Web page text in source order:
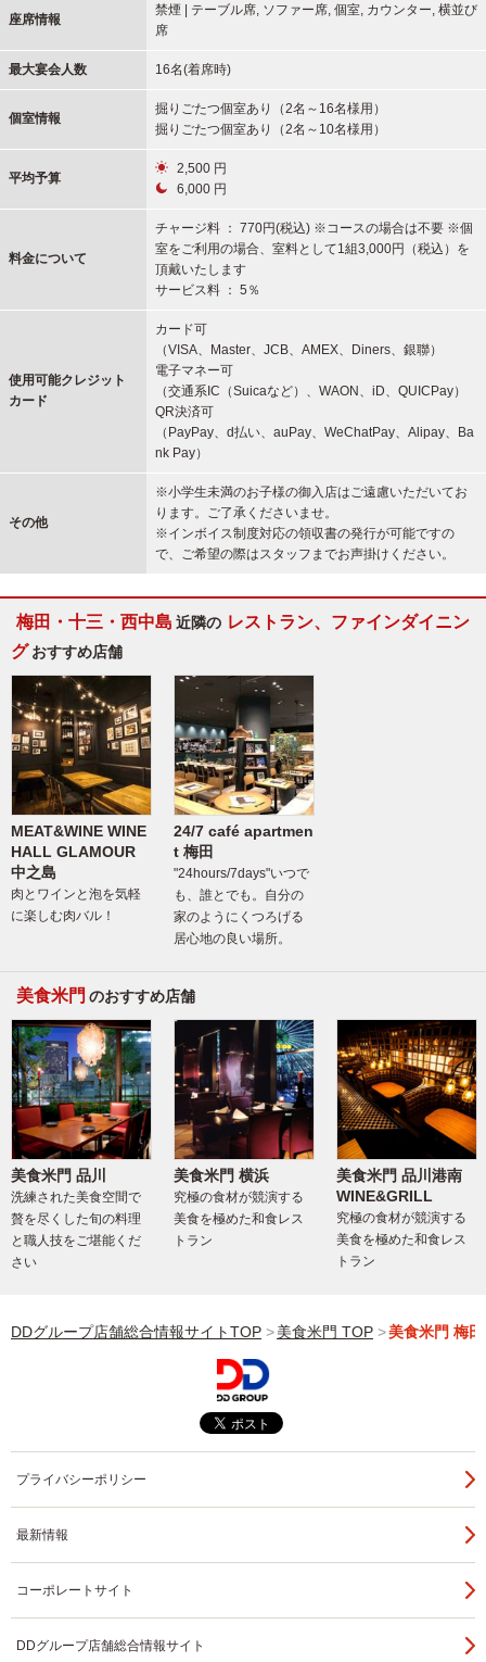
座席情報
禁煙 | テーブル席, ソファー席, 個室, カウンター, 横並び
席
最大宴会人数 16名(着席時)
個室情報
掘りごたつ個室あり（2名～16名様用）
掘りごたつ個室あり（2名～10名様用）
平均予算
2,500 円
6,000 円
料金について
チャージ料 ： 770円(税込) ※コースの場合は不要 ※個
室をご利用の場合、室料として1組3,000円（税込）を
頂戴いたします
サービス料 ： 5％
使用可能クレジット
カード
カード可
（VISA、Master、JCB、AMEX、Diners、銀聯）
電子マネー可
（交通系IC（Suicaなど）、WAON、iD、QUICPay）
QR決済可
（PayPay、d払い、auPay、WeChatPay、Alipay、Ba
nk Pay）
その他
※小学生未満のお子様の御入店はご遠慮いただいてお
ります。ご了承くださいませ。
※インボイス制度対応の領収書の発行が可能ですの
で、ご希望の際はスタッフまでお声掛けください。
梅田・十三・西中島 近隣の レストラン、ファインダイニン
グ おすすめ店舗
MEAT&WINE WINE
HALL GLAMOUR
中之島
肉とワインと泡を気軽
に楽しむ肉バル！
24/7 café apartmen
t 梅田
"24hours/7days"いつで
も、誰とでも。自分の
家のようにくつろげる
居心地の良い場所。
美食米門 のおすすめ店舗
美食米門 品川
洗練された美食空間で
贅を尽くした旬の料理
と職人技をご堪能くだ
さい
美食米門 横浜
究極の食材が競演する
美食を極めた和食レス
トラン
美食米門 品川港南
WINE&GRILL
究極の食材が競演する
美食を極めた和食レス
トラン
DDグループ店舗総合情報サイトTOP 美食米門 TOP 美食米門 梅田
プライバシーポリシー
最新情報
コーポレートサイト
DDグループ店舗総合情報サイト